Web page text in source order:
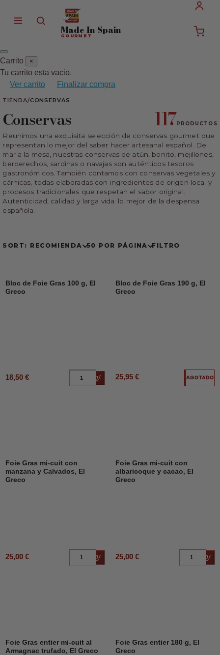
Made In Spain
GOURMET
Carrito ×
Tu carrito esta vacio.
Ver carrito
Finalizar compra
TIENDA/CONSERVAS
Conservas
Reunimos una exquisita selección de conservas gourmet que
representan lo mejor del saber hacer artesanal español. Del
mar a la mesa, nuestras conservas de atún, bonito, mejillones,
berberechos, sardinas o navajas son auténticos tesoros
gastronómicos. También contamos con conservas vegetales y
cárnicas, todas elaboradas con ingredientes de origen local y
procesos tradicionales que respetan el sabor original.
Autenticidad, calidad y larga vida: lo mejor de la despensa
española.
117PRODUCTOS
SORT: RECOMIENDA 50 POR PÁGINA FILTRO
Bloc de Foie Gras 100 g, El
Greco
18,50 € Añadir al carrito
Bloc de Foie Gras 190 g, El
Greco
25,95 € AGOTADO
Foie Gras mi-cuit con
manzana y Calvados, El
Greco
25,00 € Añadir al carrito
Foie Gras mi-cuit con
albaricoque y cacao, El
Greco
25,00 €
Foie Gras entier mi-cuit al
Armagnac trufado, El Greco
Foie Gras entier 180 g, El
Greco